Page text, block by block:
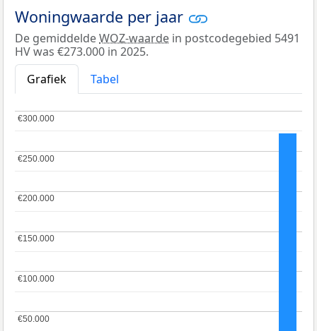
Woningwaarde per jaar
De gemiddeldeWOZ-waarde in postcodegebied 5491
HV was €273.000 in 2025.
Grafiek
Tabel
€50.000
€50.000
€100.000
€100.000
€150.000
€150.000
€200.000
€200.000
€250.000
€250.000
€300.000
€300.000